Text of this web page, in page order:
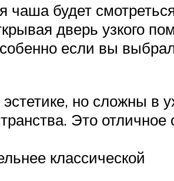
чаша будет
дверь узкого
если вы
но сложны в
Это
классической